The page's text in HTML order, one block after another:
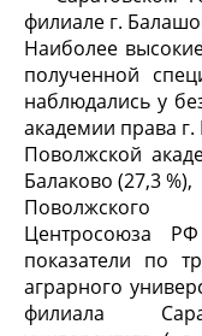
филиале г.
Наиболее
полученной
наблюдались у
академии права г.
Поволжской
Балаково (27,3 %),
Поволжского
Центросоюза
показатели по
аграрного
филиала